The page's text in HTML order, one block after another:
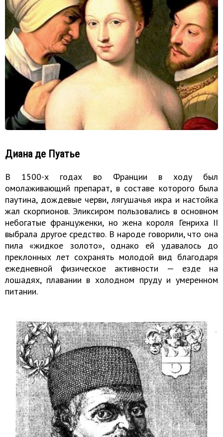
Диана де Пуатье
В 1500-х годах во Франции в ходу был
омолаживающий препарат, в составе которого была
паутина, дождевые черви, лягушачья икра и настойка
жал скорпионов. Эликсиром пользовались в основном
небогатые француженки, но жена короля Генриха II
выбрала другое средство. В народе говорили, что она
пила «жидкое золото», однако ей удавалось до
преклонных лет сохранять молодой вид благодаря
ежедневной физическое активности — езде на
лошадях, плавании в холодном пруду и умеренном
питании.